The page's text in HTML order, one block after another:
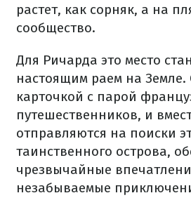
растет, как сорняк, а на
сообщество.
Для Ричарда это место
настоящим раем на Земле.
карточкой с парой
путешественников, и
отправляются на поиски
таинственного острова,
чрезвычайные
незабываемые